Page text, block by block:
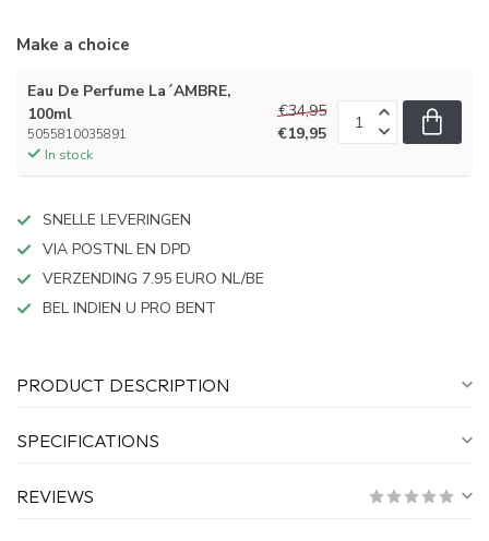
Make a choice
Eau De Perfume La´AMBRE,
100ml
5055810035891
In stock
€34,95
€19,95
SNELLE LEVERINGEN
VIA POSTNL EN DPD
VERZENDING 7.95 EURO NL/BE
BEL INDIEN U PRO BENT
PRODUCT DESCRIPTION
SPECIFICATIONS
REVIEWS